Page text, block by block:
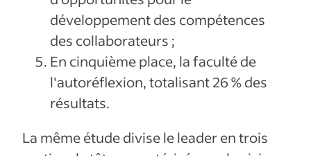
développement des compétences
des collaborateurs ;
En cinquième place, la faculté de
l'autoréflexion, totalisant 26 % des
résultats.
La même étude divise le leader en trois